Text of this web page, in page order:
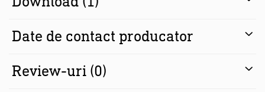
Cablu
Alb / Negru / Antracit / Argintiu
Date de contact producator
Review-uri (0)